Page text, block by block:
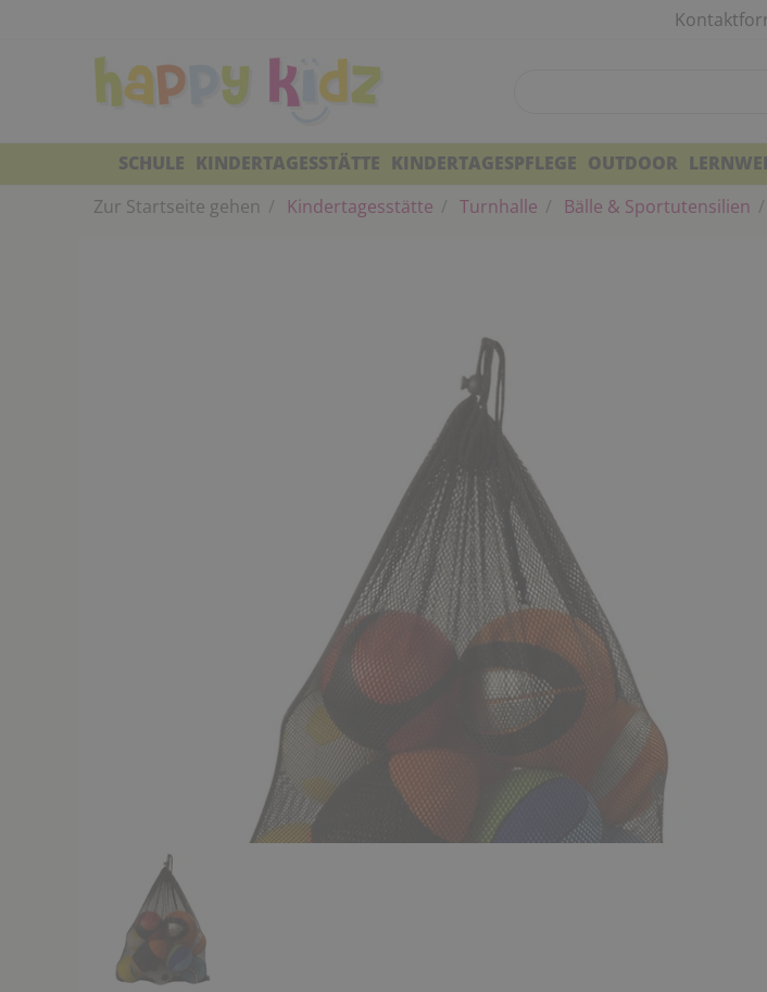
SCHULE KINDERTAGESSTÄTTE KINDERTAGESPFLEGE OUTDOOR
Zur Startseite gehen
Kindertagesstätte Turnhalle Bälle & Sportutensilien